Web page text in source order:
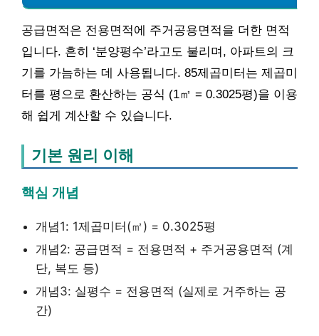
공급면적은 전용면적에 주거공용면적을 더한 면적
입니다. 흔히 ‘분양평수’라고도 불리며, 아파트의 크
기를 가늠하는 데 사용됩니다. 85제곱미터는 제곱미
터를 평으로 환산하는 공식 (1㎡ = 0.3025평)을 이용
해 쉽게 계산할 수 있습니다.
기본 원리 이해
핵심 개념
개념1: 1제곱미터(㎡) = 0.3025평
개념2: 공급면적 = 전용면적 + 주거공용면적 (계
단, 복도 등)
개념3: 실평수 = 전용면적 (실제로 거주하는 공
간)